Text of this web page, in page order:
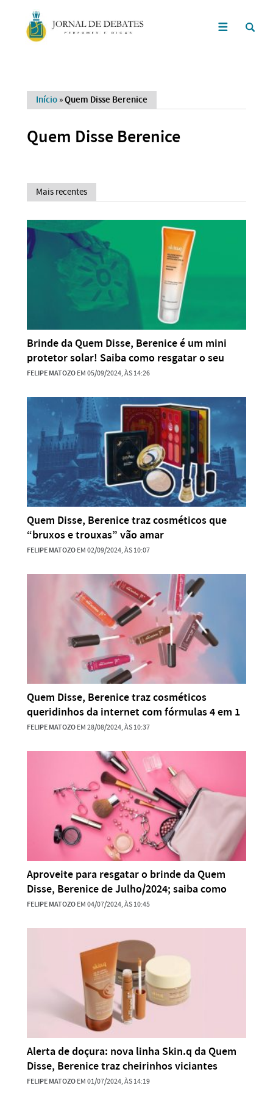
Início »Quem Disse Berenice
Quem Disse Berenice
Mais recentes
Brinde da Quem Disse, Berenice é um mini
protetor solar! Saiba como resgatar o seu
FELIPE MATOZOEM 05/09/2024, ÀS 14:26
Quem Disse, Berenice traz cosméticos que
“bruxos e trouxas” vão amar
FELIPE MATOZOEM 02/09/2024, ÀS 10:07
Quem Disse, Berenice traz cosméticos
queridinhos da internet com fórmulas 4 em 1
FELIPE MATOZOEM 28/08/2024, ÀS 10:37
Aproveite para resgatar o brinde da Quem
Disse, Berenice de Julho/2024; saiba como
FELIPE MATOZOEM 04/07/2024, ÀS 10:45
Alerta de doçura: nova linha Skin.q da Quem
Disse, Berenice traz cheirinhos viciantes
FELIPE MATOZOEM 01/07/2024, ÀS 14:19